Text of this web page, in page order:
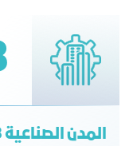
المدن الصناعية 3